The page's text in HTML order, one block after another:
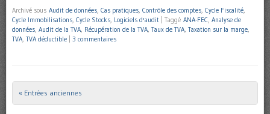
Archivé sous Audit de données, Cas pratiques, Contrôle des comptes, Cycle Fiscalité,
Cycle Immobilisations, Cycle Stocks, Logiciels d'audit Taggé ANA-FEC, Analyse de
données, Audit de la TVA, Récupération de la TVA, Taux de TVA, Taxation sur la marge,
TVA, TVA déductible 3 commentaires
Post navigation
« Entrées anciennes